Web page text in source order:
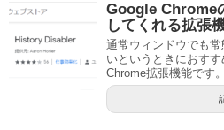
Google Chrome
してくれる拡張
通常ウィンドウでも
いというときにおす
Chrome拡張機能です。